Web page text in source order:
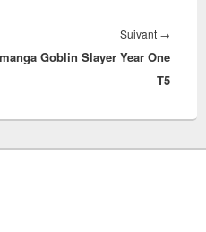
Suivant →
suivant :
Goblin Slayer Year One
T5